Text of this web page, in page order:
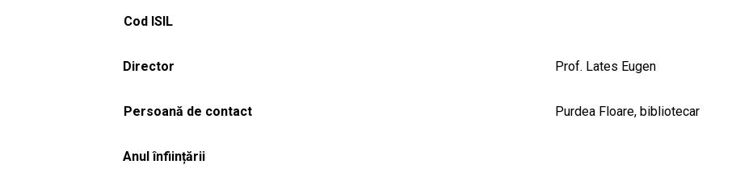
Cod ISIL
Director Prof. Lates Eugen
Persoană de contact Purdea Floare, bibliotecar
Anul înființării